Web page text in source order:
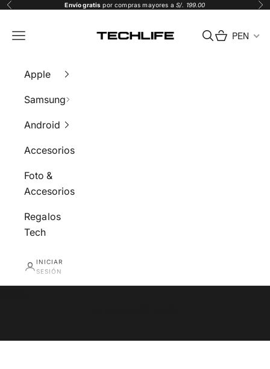
Ir al contenido
Anterior Envío gratis por compras mayores a S/. 199.00
Menú
BuscarCarrito
PEN
Apple
Samsung
Android
Accesorios
Foto &
Accesorios
Regalos
Tech
INICIAR
SESIÓN